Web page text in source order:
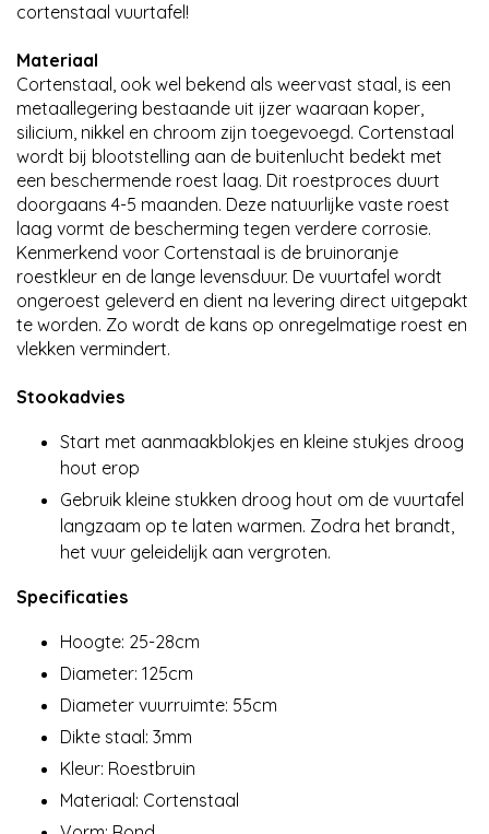
cortenstaal vuurtafel!
Materiaal
Cortenstaal, ook wel bekend als weervast staal, is een
metaallegering bestaande uit ijzer waaraan koper,
silicium, nikkel en chroom zijn toegevoegd. Cortenstaal
wordt bij blootstelling aan de buitenlucht bedekt met
een beschermende roest laag. Dit roestproces duurt
doorgaans 4-5 maanden. Deze natuurlijke vaste roest
laag vormt de bescherming tegen verdere corrosie.
Kenmerkend voor Cortenstaal is de bruinoranje
roestkleur en de lange levensduur. De vuurtafel wordt
ongeroest geleverd en dient na levering direct uitgepakt
te worden. Zo wordt de kans op onregelmatige roest en
vlekken vermindert.
Stookadvies
Start met aanmaakblokjes en kleine stukjes droog
hout erop
Gebruik kleine stukken droog hout om de vuurtafel
langzaam op te laten warmen. Zodra het brandt,
het vuur geleidelijk aan vergroten.
Specificaties
Hoogte: 25-28cm
Diameter: 125cm
Diameter vuurruimte: 55cm
Dikte staal: 3mm
Kleur: Roestbruin
Materiaal: Cortenstaal